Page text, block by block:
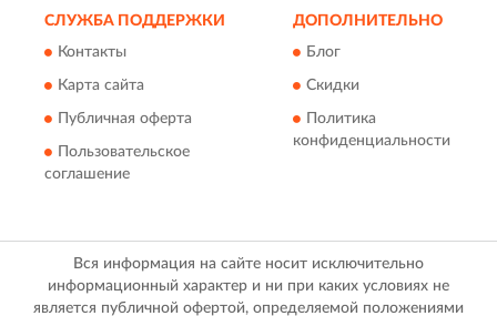
СЛУЖБА ПОДДЕРЖКИ
Контакты
Карта сайта
Публичная оферта
Пользовательское
соглашение
ДОПОЛНИТЕЛЬНО
Блог
Скидки
Политика
конфиденциальности
Вся информация на сайте носит исключительно
информационный характер и ни при каких условиях не
является публичной офертой, определяемой положениями